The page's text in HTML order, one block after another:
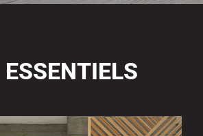
ESSENTIELS